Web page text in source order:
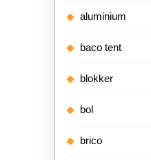
aluminium
baco tent
blokker
bol
brico